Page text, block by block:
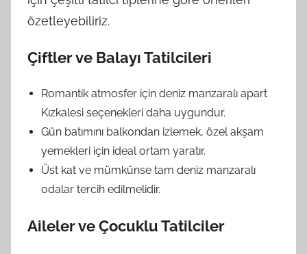
özetleyebiliriz.
Çiftler ve Balayı Tatilcileri
Romantik atmosfer için deniz manzaralı apart
Kızkalesi seçenekleri daha uygundur.
Gün batımını balkondan izlemek, özel akşam
yemekleri için ideal ortam yaratır.
Üst kat ve mümkünse tam deniz manzaralı
odalar tercih edilmelidir.
Aileler ve Çocuklu Tatilciler